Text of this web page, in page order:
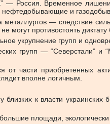
— Россия. Временное
нефтедобывающие и
— следствие
могут противостоять
укрупнение групп и
групп — “Северстали”
от части приобретенных
вполне логичным.
к власти
площади,